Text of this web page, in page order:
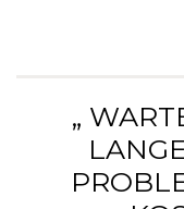
„